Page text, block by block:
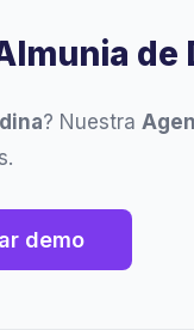
de
? Nuestra
demo